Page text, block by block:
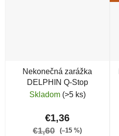
Nekonečná zarážka
DELPHIN Q-Stop
Skladom (>5 ks)
€1,36
€1,60 (–15 %)